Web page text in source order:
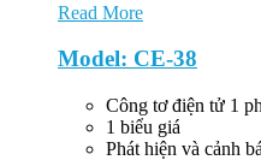
Read More
Model: CE-38
Công tơ điện tử 1
1 biểu giá
Phát hiện và cảnh